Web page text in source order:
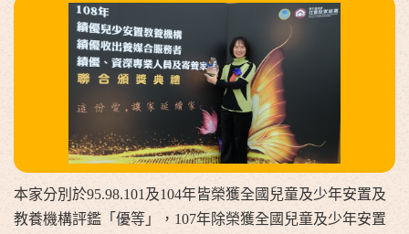
本家分別於95.98.101及104年皆榮獲全國兒童及少年安置及
教養機構評鑑「優等」，107年除榮獲全國兒童及少年安置